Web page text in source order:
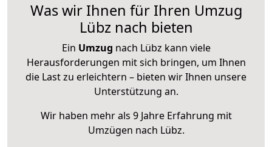
Was wir Ihnen für Ihren Umzug
Lübz nach bieten
Ein Umzug nach Lübz kann viele
Herausforderungen mit sich bringen, um Ihnen
die Last zu erleichtern – bieten wir Ihnen unsere
Unterstützung an.
Wir haben mehr als 9 Jahre Erfahrung mit
Umzügen nach Lübz.